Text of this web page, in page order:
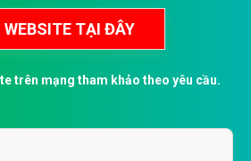
trên mạng tham khảo theo yêu cầu.